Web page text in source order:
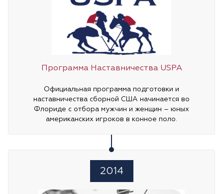
Программа Наставничества USPA
Официальная программа подготовки и
наставничества сборной США начинается во
Флориде с отбора мужчин и женщин – юных
американских игроков в конное поло.
2014